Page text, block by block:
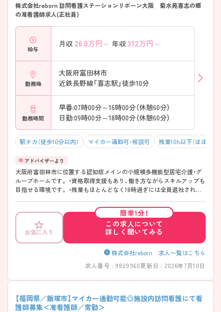
株式会社reborn 訪問看護ステーションリボーン大阪 菊水苑喜志の郷
の准看護師求人(正社員)
給与
月収 26.0万円～ 年収 312万円～
勤務地
大阪府富田林市
近鉄長野線「喜志駅」徒歩10分
勤務時間
早番:07時00分～16時00分（休憩60分）
日勤:09時00分～18時00分（休憩60分）
駅チカ（徒歩10分以内） マイカー通勤可・相談可 残業10h以下（ほぼなし）
大阪府富田林市に位置する認知症メインの小規模多機能型居宅介護・グ
ループホームです。 ・資格取得支援もあり、働き方ながらスキルアップも
目指せる環境です。 ・残業もほとんどなく18時過ぎには全員退社されて
お気に入り
簡単1分！
この求人について
詳しく聞いてみる
株式会社reborn 求人一覧はこちら
求人番号 : 9829960更新日 : 2026年7月10日
【福岡県／飯塚市】マイカー通勤可能◎施設内訪問看護にて看
護師募集＜准看護師／常勤＞